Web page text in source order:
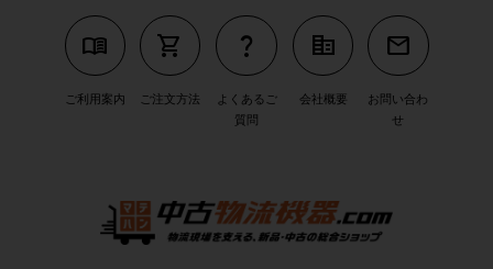
menu_book
ご利用案内
shopping_cart
ご注文方法
question_mark
よくあるご
質問
corporate_fare
会社概要
mail
お問い合わ
せ